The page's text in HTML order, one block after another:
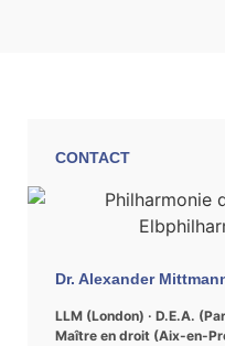
CONTACT
Dr. Alexander
LLM (London) · D.E.A.
Maître en droit (Aix-en-